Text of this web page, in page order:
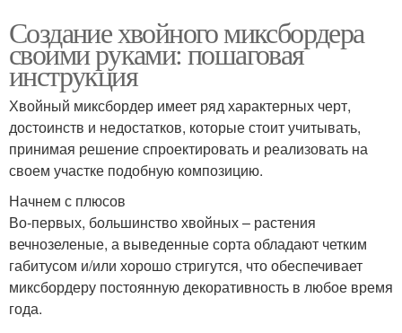
Создание хвойного миксбордера
своими руками: пошаговая
инструкция
Хвойный миксбордер имеет ряд характерных черт,
достоинств и недостатков, которые стоит учитывать,
принимая решение спроектировать и реализовать на
своем участке подобную композицию.
Начнем с плюсов
Во-первых, большинство хвойных – растения
вечнозеленые, а выведенные сорта обладают четким
габитусом и/или хорошо стригутся, что обеспечивает
миксбордеру постоянную декоративность в любое время
года.